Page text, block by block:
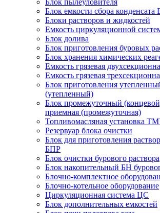
Блок пылеуловителя
Блок емкости сбора конденсата
Блоки растворов и жидкостей
Емкость циркуляционной
Блок долива
Блок приготовления буровых
Блок хранения химических
Емкость грязевая
Емкость грязевая
Блок приготовления
(утепленный)
Блок промежуточный
приемная (промежуточная)
Топливомасляная установка
Резервуар блока очистки
Блок для приготовления
БПР
Блок очистки бурового раствора
Блок накопительный БН
Блочно-комплектное
Блочно-котельное оборудование
Циркуляционная система ЦС
Блок дополнительных емкостей